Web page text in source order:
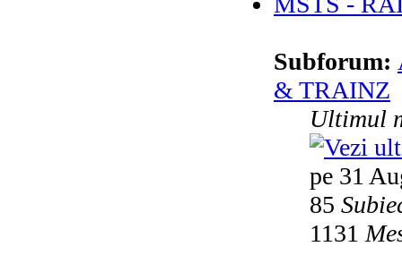
Subforum:
& TRAINZ
Ultimul
pe 31
85
1131